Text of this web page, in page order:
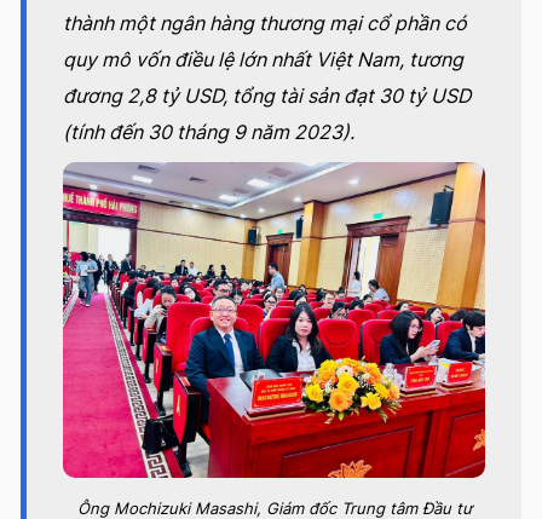
thành một ngân hàng thương mại cổ phần có
quy mô vốn điều lệ lớn nhất Việt Nam, tương
đương 2,8 tỷ USD, tổng tài sản đạt 30 tỷ USD
(tính đến 30 tháng 9 năm 2023).
Ông Mochizuki Masashi, Giám đốc Trung tâm Đầu tư